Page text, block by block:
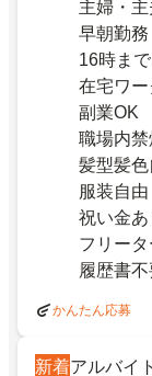
主婦・主
早朝勤務
16時ま
在宅ワー
副業OK
職場内禁
髪型髪色
服装自由
祝い金あ
フリータ
履歴書
かんたん応募
新着アルバイ